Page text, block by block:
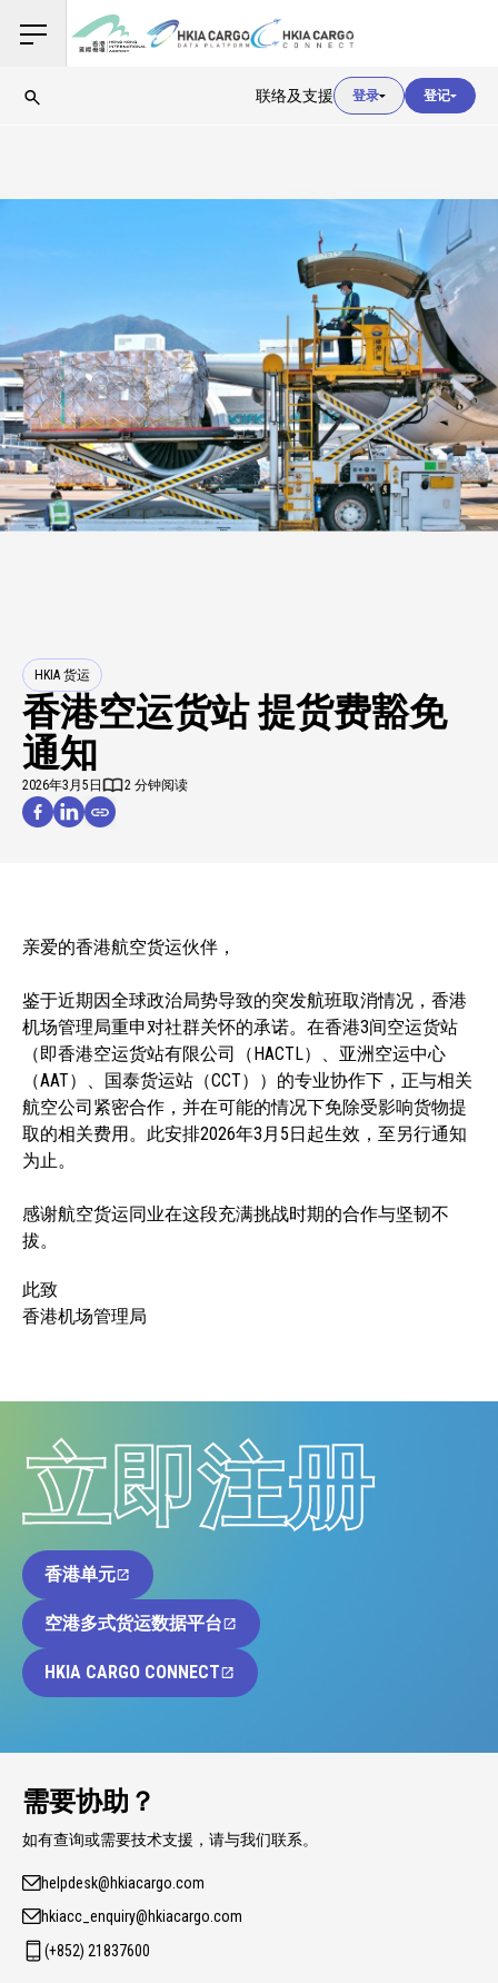
联络及支援 登录
用户登入
登记
HKIA 货运
香港空运货站 提货费豁免
通知
2026年3月5日 2 分钟阅读
亲爱的香港航空货运伙伴，
鉴于近期因全球政治局势导致的突发航班取消情况，香港
机场管理局重申对社群关怀的承诺。在香港3间空运货站
（即香港空运货站有限公司（HACTL）、亚洲空运中心
（AAT）、国泰货运站（CCT））的专业协作下，正与相关
航空公司紧密合作，并在可能的情况下免除受影响货物提
取的相关费用。此安排2026年3月5日起生效，至另行通知
为止。
感谢航空货运同业在这段充满挑战时期的合作与坚韧不
拔。
此致
香港机场管理局
立即注册
香港单元
空港多式货运数据平台
HKIA CARGO CONNECT
需要协助？
如有查询或需要技术支援，请与我们联系。
helpdesk@hkiacargo.com
hkiacc_enquiry@hkiacargo.com
(+852) 21837600